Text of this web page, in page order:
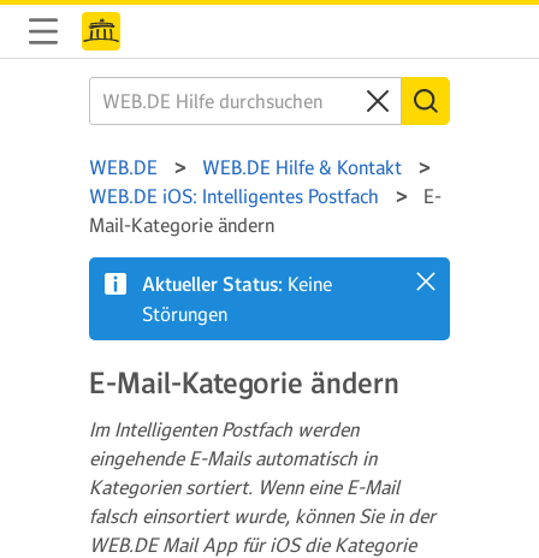
WEB.DE
WEB.DE Hilfe & Kontakt
WEB.DE iOS: Intelligentes Postfach
E-
Mail-Kategorie ändern
Aktueller Status: Keine
Störungen
E-Mail-Kategorie ändern
Im Intelligenten Postfach werden
eingehende E-Mails automatisch in
Kategorien sortiert. Wenn eine E-Mail
falsch einsortiert wurde, können Sie in der
WEB.DE Mail App für iOS die Kategorie